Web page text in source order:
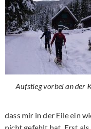
Aufstieg vorbei an der
dass mir in der Eile ein